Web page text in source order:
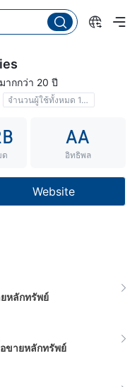
มากกว่า 20 ปี
จำนวนผู้ใช้ทั้งหมด 1.69M
ด
AA
อิทธิพล
Website
หลักทรัพย์
ขายหลักทรัพย์